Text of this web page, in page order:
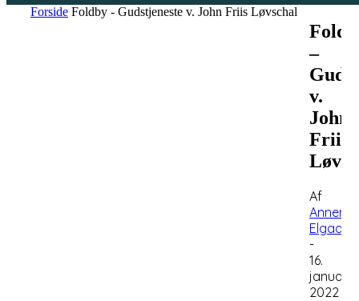
Forside Foldby - Gudstjeneste v. John Friis Løvschal
–
v.
John
Friis
Af
Elgaard
-
16.
januar
2022